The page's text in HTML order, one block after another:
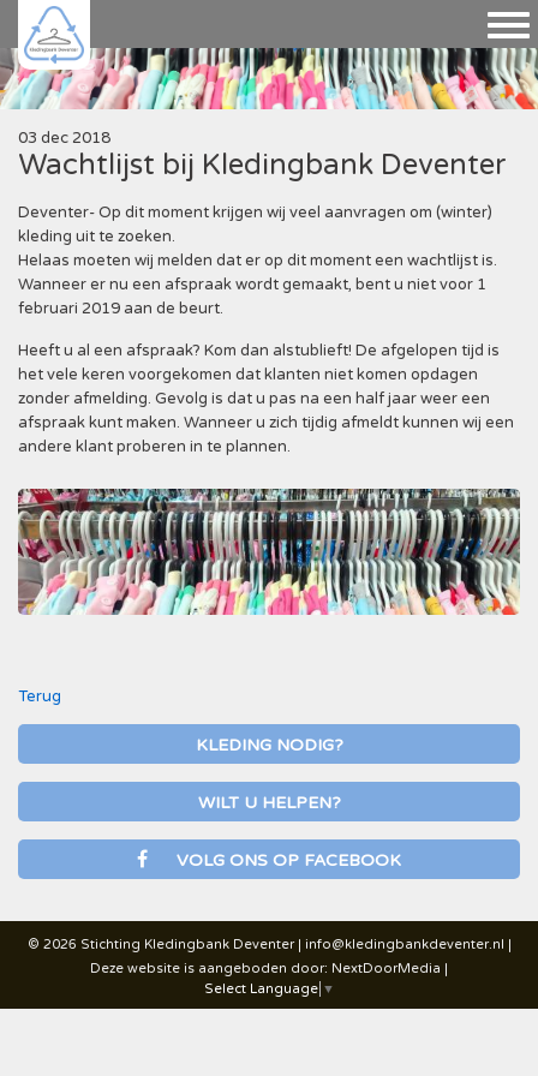
03 dec 2018
Wachtlijst bij Kledingbank Deventer
Deventer- Op dit moment krijgen wij veel aanvragen om (winter)
kleding uit te zoeken.
Helaas moeten wij melden dat er op dit moment een wachtlijst is.
Wanneer er nu een afspraak wordt gemaakt, bent u niet voor 1
februari 2019 aan de beurt.
Heeft u al een afspraak? Kom dan alstublieft! De afgelopen tijd is
het vele keren voorgekomen dat klanten niet komen opdagen
zonder afmelding. Gevolg is dat u pas na een half jaar weer een
afspraak kunt maken. Wanneer u zich tijdig afmeldt kunnen wij een
andere klant proberen in te plannen.
Terug
KLEDING NODIG?
WILT U HELPEN?
VOLG ONS OP FACEBOOK
© 2026 Stichting Kledingbank Deventer | info@kledingbankdeventer.nl |
Deze website is aangeboden door: NextDoorMedia |
Select Language ▼